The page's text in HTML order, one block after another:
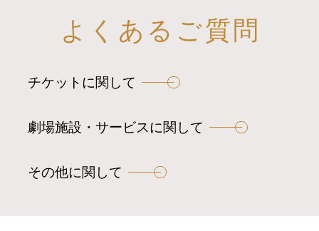
よくあるご質問
チケットに関して
劇場施設・サービスに関して
その他に関して